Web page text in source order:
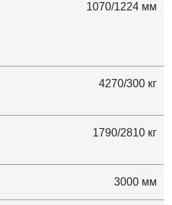
1070/1224 мм
4270/300 кг
1790/2810 кг
3000 мм